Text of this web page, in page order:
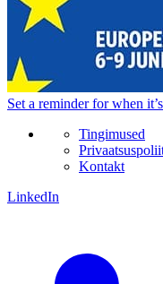
Set a reminderfor when
Tingimused
Kontakt
LinkedIn